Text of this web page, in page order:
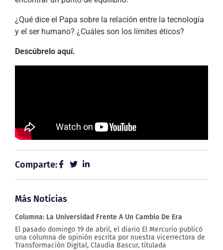
¿Qué dice el Papa sobre la relación entre la tecnología
y el ser humano? ¿Cuáles son los límites éticos?
Descúbrelo aquí.
Comparte:
Más Noticias
Columna: La Universidad Frente A Un Cambio De Era
El pasado domingo 19 de abril, el diario El Mercurio publicó
una columna de opinión escrita por nuestra vicerrectora de
Transformación Digital, Claudia Bascur, titulada